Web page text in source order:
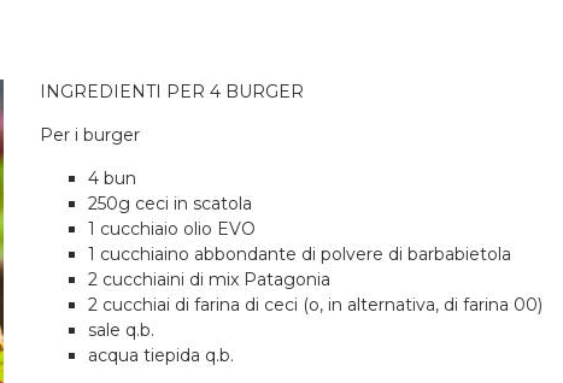
INGREDIENTI PER 4 BURGER
Per i burger
4 bun
250g ceci in scatola
1 cucchiaio olio EVO
1 cucchiaino abbondante di polvere di barbabietola
2 cucchiaini di mix Patagonia
2 cucchiai di farina di ceci (o, in alternativa, di farina 00)
sale q.b.
acqua tiepida q.b.